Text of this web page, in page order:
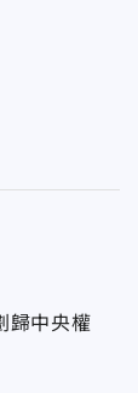
歸中央權